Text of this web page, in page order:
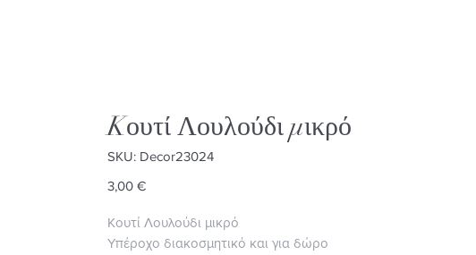
Kουτί Λουλούδι μικρό
SKU: Decor23024
3,00 €Τιμή
Kουτί Λουλούδι μικρό
Υπέροχο διακοσμητικό και για δώρο